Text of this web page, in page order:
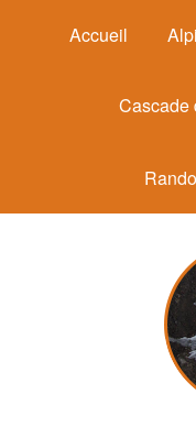
Accueil
Cascade